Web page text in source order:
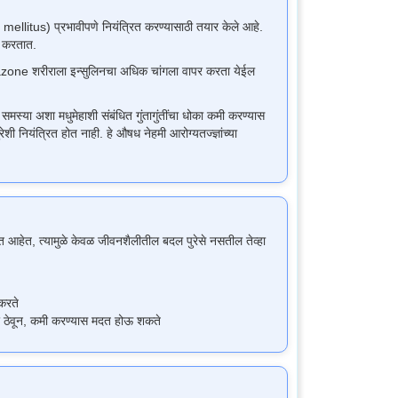
प्रभावीपणे नियंत्रित करण्यासाठी तयार केले आहे.
शरीराला इन्सुलिनचा अधिक चांगला वापर करता येईल
अशा मधुमेहाशी संबंधित गुंतागुंतींचा धोका कमी करण्यास
होत नाही. हे औषध नेहमी आरोग्यतज्ज्ञांच्या
आहेत, त्यामुळे केवळ जीवनशैलीतील बदल पुरेसे नसतील तेव्हा
ठेवून, कमी करण्यास मदत होऊ शकते